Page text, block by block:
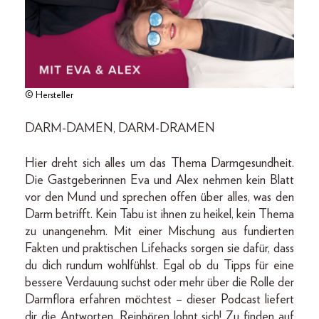
© Hersteller
DARM-DAMEN, DARM-DRAMEN
Hier dreht sich alles um das Thema Darmgesundheit.
Die Gastgeberinnen Eva und Alex nehmen kein Blatt
vor den Mund und sprechen offen über alles, was den
Darm betrifft. Kein Tabu ist ihnen zu heikel, kein Thema
zu unangenehm. Mit einer Mischung aus fundierten
Fakten und praktischen Lifehacks sorgen sie dafür, dass
du dich rundum wohlfühlst. Egal ob du Tipps für eine
bessere Verdauung suchst oder mehr über die Rolle der
Darmflora erfahren möchtest – dieser Podcast liefert